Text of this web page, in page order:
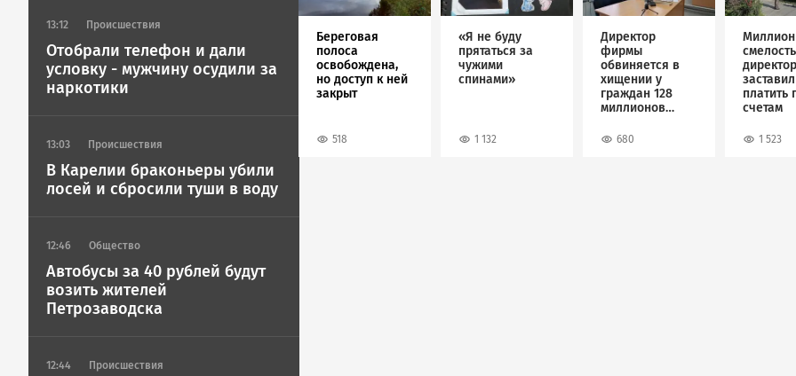
13:12 Происшествия
Отобрали телефон и дали
условку - мужчину осудили за
наркотики
13:03 Происшествия
В Карелии браконьеры убили
лосей и сбросили туши в воду
12:46 Общество
Автобусы за 40 рублей будут
возить жителей
Петрозаводска
12:44 Происшествия
Береговая
полоса
освобождена,
но доступ к ней
закрыт
518
«Я не буду
прятаться за
чужими
спинами»
1 132
Директор
фирмы
обвиняется в
хищении у
граждан 128
миллионов
680
платить
счетам
1 523